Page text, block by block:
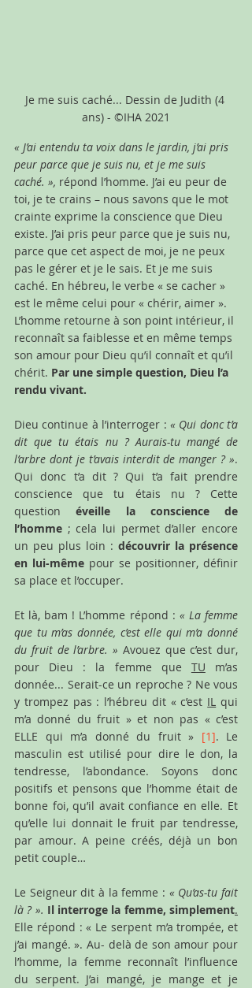
Je me suis caché... Dessin de Judith (4
ans) - ©IHA 2021
« J’ai entendu ta voix dans le jardin, j’ai pris
peur parce que je suis nu, et je me suis
caché. », répond l’homme. J’ai eu peur de
toi, je te crains – nous savons que le mot
crainte exprime la conscience que Dieu
existe. J’ai pris peur parce que je suis nu,
parce que cet aspect de moi, je ne peux
pas le gérer et je le sais. Et je me suis
caché. En hébreu, le verbe « se cacher »
est le même celui pour « chérir, aimer ».
L’homme retourne à son point intérieur, il
reconnaît sa faiblesse et en même temps
son amour pour Dieu qu’il connaît et qu’il
chérit. Par une simple question, Dieu l’a
rendu vivant.
Dieu continue à l’interroger : « Qui donc t’a
dit que tu étais nu ? Aurais-tu mangé de
l’arbre dont je t’avais interdit de manger ? ».
Qui donc t’a dit ? Qui t’a fait prendre
conscience que tu étais nu ? Cette
question éveille la conscience de
l’homme ; cela lui permet d’aller encore
un peu plus loin : découvrir la présence
en lui-même pour se positionner, définir
sa place et l’occuper.
Et là, bam ! L’homme répond : « La femme
que tu m’as donnée, c’est elle qui m’a donné
du fruit de l’arbre. » Avouez que c’est dur,
pour Dieu : la femme que ­ TU m’as
donnée... Serait-ce un reproche ? Ne vous
y trompez pas : l’hébreu dit « c’est IL qui
m’a donné du fruit » et non pas « c’est
ELLE qui m’a donné du fruit » [1]. Le
masculin est utilisé pour dire le don, la
tendresse, l’abondance. Soyons donc
positifs et pensons que l’homme était de
bonne foi, qu’il avait confiance en elle. Et
qu’elle lui donnait le fruit par tendresse,
par amour. A peine créés, déjà un bon
petit couple…
Le Seigneur dit à la femme : « Qu’as-tu fait
là ? ». Il interroge la femme, simplement.
Elle répond : « Le serpent m’a trompée, et
j’ai mangé. ». Au- delà de son amour pour
l’homme, la femme reconnaît l’influence
du serpent. J’ai mangé, je mange et je